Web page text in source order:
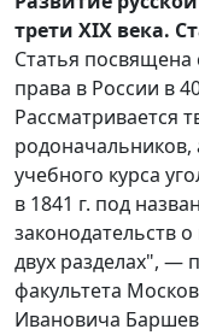
трети XIX века.
Статья посвящена
права в России в
Рассматривается
родоначальников,
учебного курса
в 1841 г. под
законодательств
двух разделах", —
факультета
Ивановича